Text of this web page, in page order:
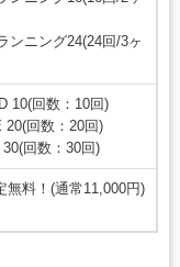
ンニング24(24回/3ヶ
10(回数：10回)
20(回数：20回)
回数：30回)
無料！(通常11,000円)